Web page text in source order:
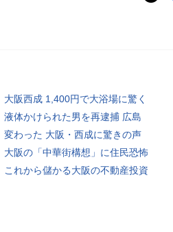
大阪西成 1,400円で大浴場に驚く
液体かけられた男を再逮捕 広島
変わった 大阪・西成に驚きの声
大阪の「中華街構想」に住民恐怖
これから儲かる大阪の不動産投資